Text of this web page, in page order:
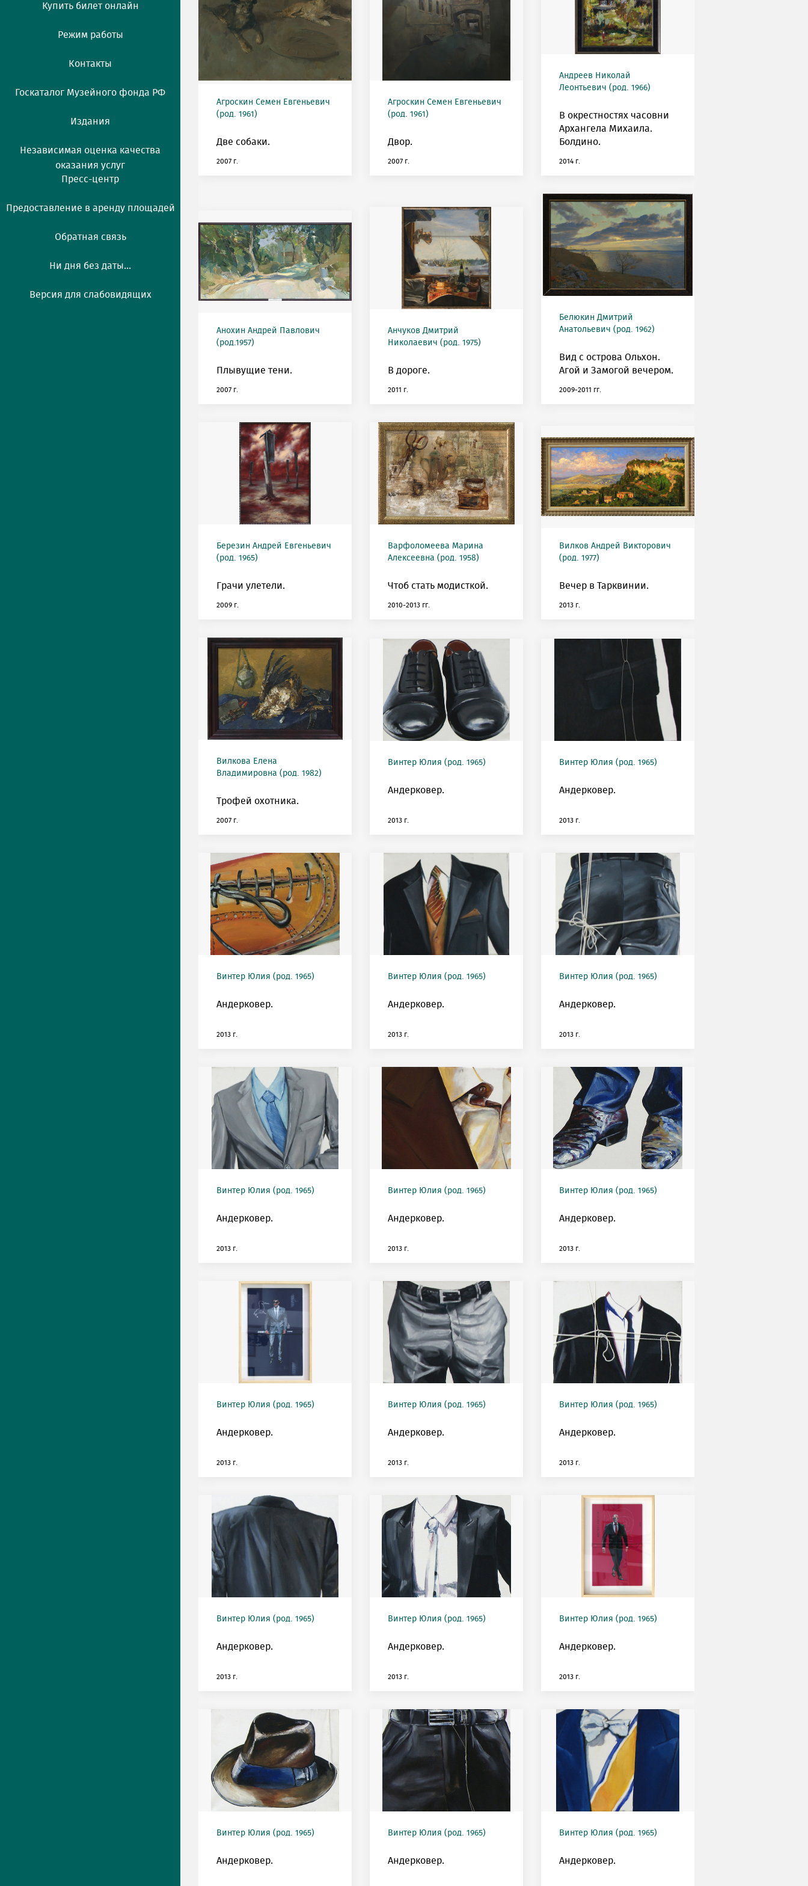
Купить билет онлайн
Режим работы
Контакты
Госкаталог Музейного фонда РФ
Издания
Независимая оценка качества
оказания услуг
Пресс-центр
Предоставление в аренду площадей
Обратная связь
Ни дня без даты...
Версия для слабовидящих
Агроскин Семен Евгеньевич
(род. 1961)
Две собаки.
2007 г.
Агроскин Семен Евгеньевич
(род. 1961)
Двор.
2007 г.
Андреев Николай
Леонтьевич (род. 1966)
В окрестностях часовни
Архангела Михаила.
Болдино.
2014 г.
Анохин Андрей Павлович
(род.1957)
Плывущие тени.
2007 г.
Анчуков Дмитрий
Николаевич (род. 1975)
В дороге.
2011 г.
Белюкин Дмитрий
Анатольевич (род. 1962)
Вид с острова Ольхон.
Агой и Замогой вечером.
2009-2011 гг.
Березин Андрей Евгеньевич
(род. 1965)
Грачи улетели.
2009 г.
Варфоломеева Марина
Алексеевна (род. 1958)
Чтоб стать модисткой.
2010-2013 гг.
Вилков Андрей Викторович
(род. 1977)
Вечер в Тарквинии.
2013 г.
Вилкова Елена
Владимировна (род. 1982)
Трофей охотника.
2007 г.
Винтер Юлия (род. 1965)
Андерковер.
2013 г.
Винтер Юлия (род. 1965)
Андерковер.
2013 г.
Винтер Юлия (род. 1965)
Андерковер.
2013 г.
Винтер Юлия (род. 1965)
Андерковер.
2013 г.
Винтер Юлия (род. 1965)
Андерковер.
2013 г.
Винтер Юлия (род. 1965)
Андерковер.
2013 г.
Винтер Юлия (род. 1965)
Андерковер.
2013 г.
Винтер Юлия (род. 1965)
Андерковер.
2013 г.
Винтер Юлия (род. 1965)
Андерковер.
2013 г.
Винтер Юлия (род. 1965)
Андерковер.
2013 г.
Винтер Юлия (род. 1965)
Андерковер.
2013 г.
Винтер Юлия (род. 1965)
Андерковер.
2013 г.
Винтер Юлия (род. 1965)
Андерковер.
2013 г.
Винтер Юлия (род. 1965)
Андерковер.
2013 г.
Винтер Юлия (род. 1965)
Андерковер.
Винтер Юлия (род. 1965)
Андерковер.
Винтер Юлия (род. 1965)
Андерковер.